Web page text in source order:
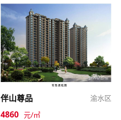
伴山尊品 渝水区
4860 元/㎡